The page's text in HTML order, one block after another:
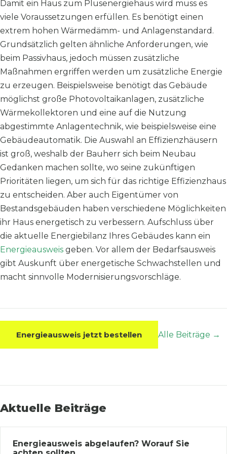
Damit ein Haus zum Plusenergiehaus wird muss es
viele Voraussetzungen erfüllen. Es benötigt einen
extrem hohen Wärmedämm- und Anlagenstandard.
Grundsätzlich gelten ähnliche Anforderungen, wie
beim Passivhaus, jedoch müssen zusätzliche
Maßnahmen ergriffen werden um zusätzliche Energie
zu erzeugen. Beispielsweise benötigt das Gebäude
möglichst große Photovoltaikanlagen, zusätzliche
Wärmekollektoren und eine auf die Nutzung
abgestimmte Anlagentechnik, wie beispielsweise eine
Gebäudeautomatik. Die Auswahl an Effizienzhäusern
ist groß, weshalb der Bauherr sich beim Neubau
Gedanken machen sollte, wo seine zukünftigen
Prioritäten liegen, um sich für das richtige Effizienzhaus
zu entscheiden. Aber auch Eigentümer von
Bestandsgebäuden haben verschiedene Möglichkeiten
ihr Haus energetisch zu verbessern. Aufschluss über
die aktuelle Energiebilanz Ihres Gebäudes kann ein
Energieausweis geben. Vor allem der Bedarfsausweis
gibt Auskunft über energetische Schwachstellen und
macht sinnvolle Modernisierungsvorschläge.
Energieausweis jetzt bestellen Alle Beiträge →
Aktuelle Beiträge
Energieausweis abgelaufen? Worauf Sie